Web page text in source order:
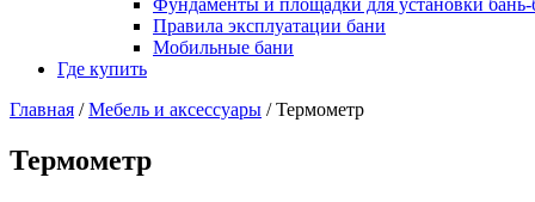
Фундаменты и площадки для установки бань-
Правила эксплуатации бани
Мобильные бани
Где купить
Главная /Мебель и аксессуары / Термометр
Термометр